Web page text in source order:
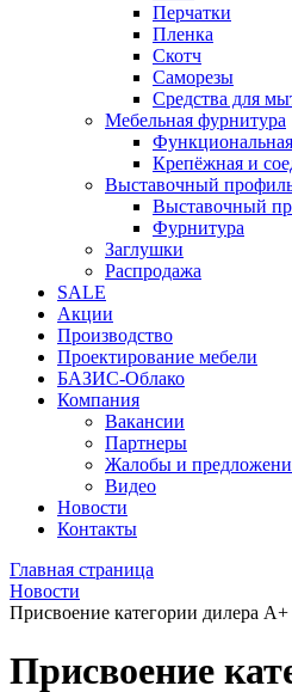
Перчатки
Пленка
Скотч
Саморезы
Средства для
Мебельная фурнитура
Крепёжная и
Выставочный
Выставочный
Фурнитура
Заглушки
Распродажа
SALE
Акции
Производство
Проектирование мебели
БАЗИС-Облако
Компания
Вакансии
Партнеры
Жалобы и
Видео
Новости
Контакты
Главная страница
Новости
Присвоение категории дилера А+
Присвоение